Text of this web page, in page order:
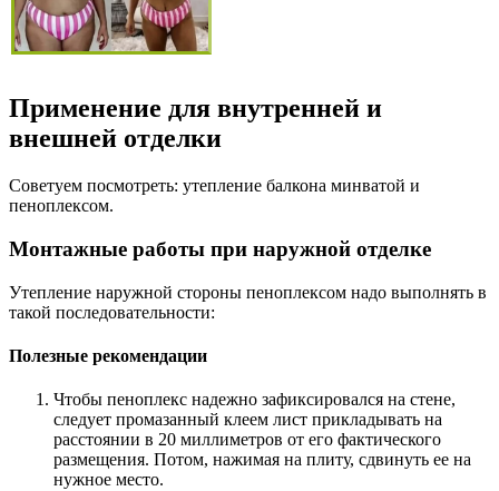
Применение для внутренней и
внешней отделки
Советуем посмотреть: утепление балкона минватой и
пеноплексом.
Монтажные работы при наружной отделке
Утепление наружной стороны пеноплексом надо выполнять в
такой последовательности:
Полезные рекомендации
Чтобы пеноплекс надежно зафиксировался на стене,
следует промазанный клеем лист прикладывать на
расстоянии в 20 миллиметров от его фактического
размещения. Потом, нажимая на плиту, сдвинуть ее на
нужное место.